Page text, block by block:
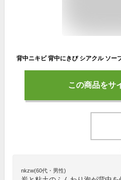
この商品をサ
nkzw(60代・男性)